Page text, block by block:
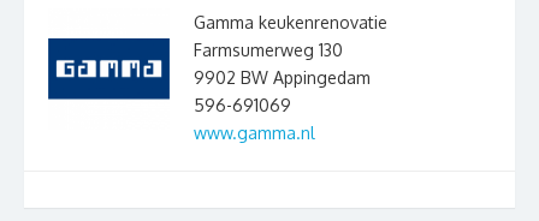
Gamma keukenrenovatie
Farmsumerweg 130
9902 BW Appingedam
596-691069
www.gamma.nl